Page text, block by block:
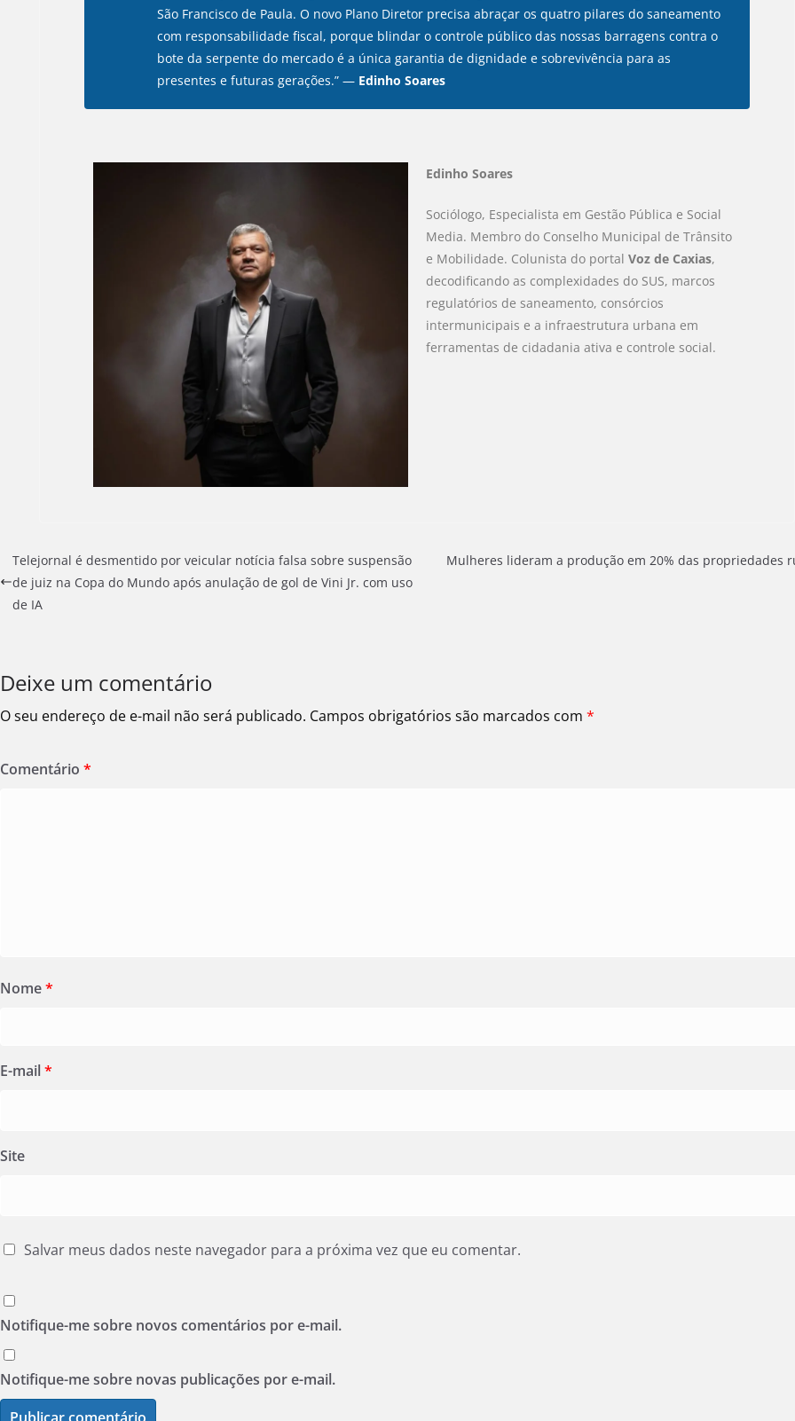
São Francisco de Paula. O novo Plano Diretor precisa abraçar os quatro pilares do saneamento
com responsabilidade fiscal, porque blindar o controle público das nossas barragens contra o
bote da serpente do mercado é a única garantia de dignidade e sobrevivência para as
presentes e futuras gerações.” — Edinho Soares
Edinho Soares
Sociólogo, Especialista em Gestão Pública e Social
Media. Membro do Conselho Municipal de Trânsito
e Mobilidade. Colunista do portalVoz de Caxias,
decodificando as complexidades do SUS, marcos
regulatórios de saneamento, consórcios
intermunicipais e a infraestrutura urbana em
ferramentas de cidadania ativa e controle social.
Telejornal é desmentido por veicular notícia falsa sobre suspensão
de juiz na Copa do Mundo após anulação de gol de Vini Jr. com uso
de IA
Mulheres lideram a produção em 20% das propriedades
Deixe um comentário
O seu endereço de e-mail não será publicado. Campos obrigatórios são marcados com *
Comentário *
Nome*
E-mail*
Site
Salvar meus dados neste navegador para a próxima vez que eu comentar.
Notifique-me sobre novos comentários por e-mail.
Notifique-me sobre novas publicações por e-mail.